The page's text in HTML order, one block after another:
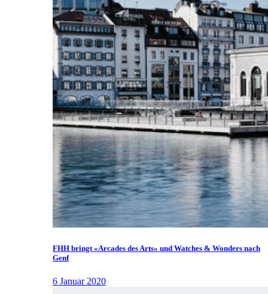
FHH bringt «Arcades des Arts» und Watches & Wonders nach
Genf
6 Januar 2020